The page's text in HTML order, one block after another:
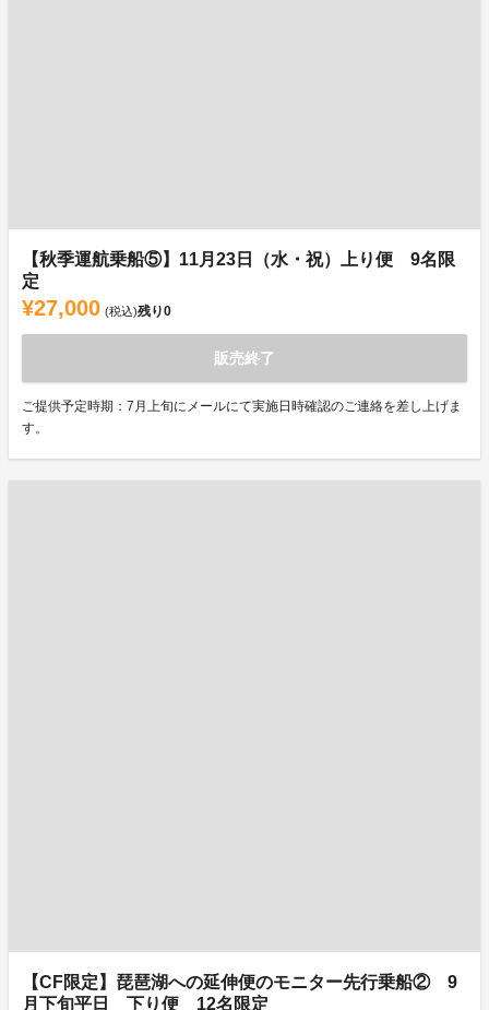
【秋季運航乗船⑤】11月23日（水・祝）上り便 9名限
定
¥27,000 (税込)残り0
販売終了
ご提供予定時期：7月上旬にメールにて実施日時確認のご連絡を差し上げま
す。
【CF限定】琵琶湖への延伸便のモニター先行乗船② 9
月下旬平日 下り便 12名限定